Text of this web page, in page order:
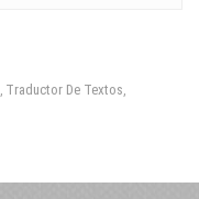
, Traductor De Textos,